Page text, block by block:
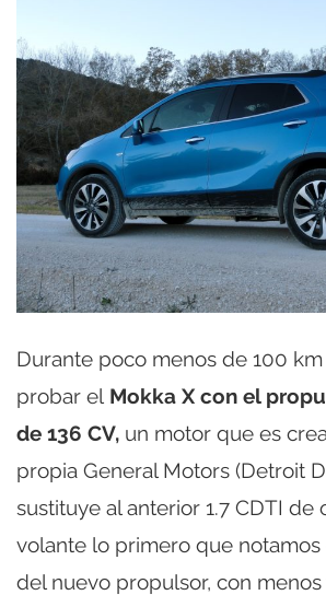
Durante poco menos de 100
probar el Mokka X con el
de 136 CV, un motor que es
propia General Motors (Detroit
sustituye al anterior 1.7 CDTI de
volante lo primero que notamos
del nuevo propulsor, con menos